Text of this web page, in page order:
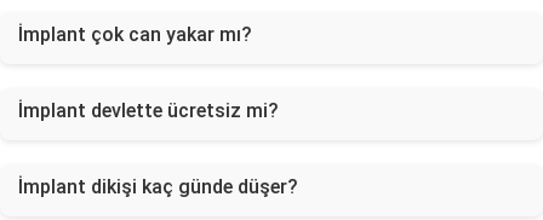
İmplant çok can yakar mı?
İmplant devlette ücretsiz mi?
İmplant dikişi kaç günde düşer?